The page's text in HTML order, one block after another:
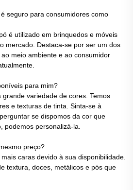
seguro para consumidores como
é utilizado em brinquedos e móveis
mercado. Destaca-se por ser um dos
meio ambiente e ao consumidor
para mim?
variedade de cores. Temos
e texturas de tinta. Sinta-se à
se dispomos da cor que
podemos personalizá-la.
preço?
caras devido à sua disponibilidade.
textura, doces, metálicos e pós que